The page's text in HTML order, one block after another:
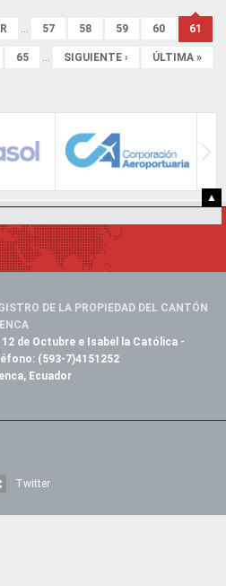
57 58 59 60 61
65 SIGUIENTE › ÚLTIMA »
▲
DE LA PROPIEDAD DEL CANTÓN
12 de Octubre e Isabel la Católica -
(593-7)4151252
Ecuador
Twitter